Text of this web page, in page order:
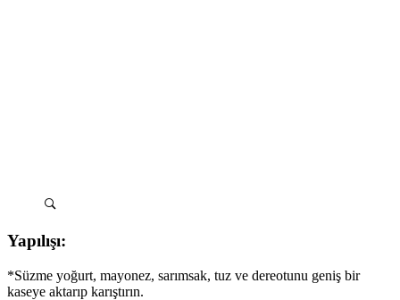
Yapılışı:
*Süzme yoğurt, mayonez, sarımsak, tuz ve dereotunu geniş bir
kaseye aktarıp karıştırın.